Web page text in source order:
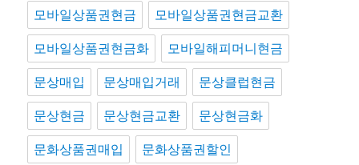
모바일상품권현금 모바일상품권현금교환
모바일상품권현금화 모바일해피머니현금
문상매입 문상매입거래 문상클럽현금
문상현금 문상현금교환 문상현금화
문화상품권매입 문화상품권할인